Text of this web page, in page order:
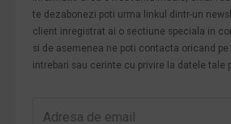
te dezabonezi poti urma linkul dintr-un
client inregistrat ai o sectiune speciala in
si de asemenea ne poti contacta oricand
intrebari sau cerinte cu privire la datele tale